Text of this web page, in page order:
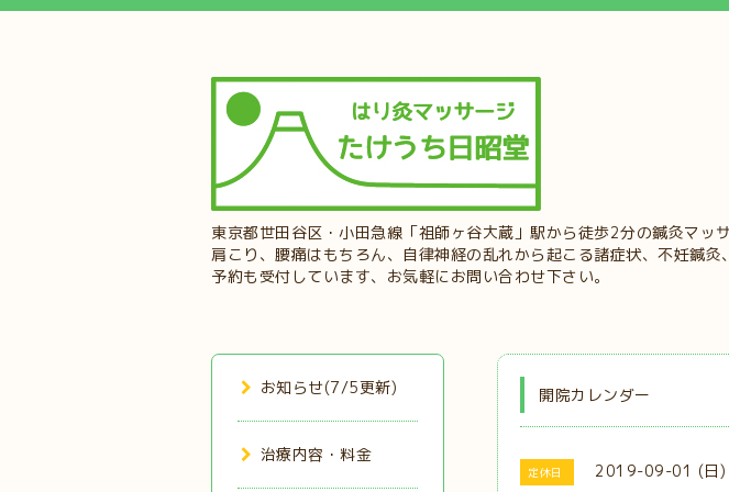
東京都世田谷区・小田急線「祖師ヶ谷大蔵」駅から徒歩2分の鍼灸マッサ
肩こり、腰痛はもちろん、自律神経の乱れから起こる諸症状、不妊鍼
予約も受付しています、お気軽にお問い合わせ下さい。
開院カレンダー
定休日 2019-09-01 (日)
お知らせ(7/5更新)
治療内容・料金